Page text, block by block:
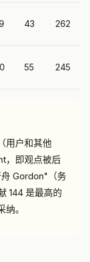
43 262
55 245
（用户和其他
，即观点被后
Gordon"（务
144 是最高的
。